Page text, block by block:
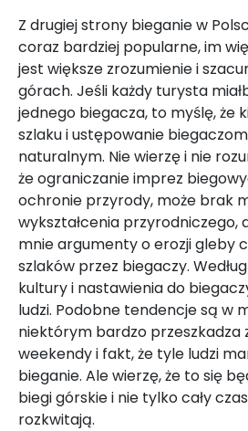
Z drugiej strony bieganie w
coraz bardziej popularne, im
jest większe zrozumienie i
górach. Jeśli każdy turysta
jednego biegacza, to myślę, że
szlaku i ustępowanie
naturalnym. Nie wierzę i nie
że ograniczanie imprez
ochronie przyrody, może brak
wykształcenia przyrodniczego,
mnie argumenty o erozji gleby
szlaków przez biegaczy.
kultury i nastawienia do
ludzi. Podobne tendencje są w
niektórym bardzo przeszkadza
weekendy i fakt, że tyle ludzi
bieganie. Ale wierzę, że to się
biegi górskie i nie tylko cały
rozkwitają.